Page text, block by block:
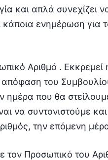
και απλά
ενημέρωση για
Αριθμό .
του
που θα
να συντονιστούμε
την επόμενη
τον Προσωπικό του